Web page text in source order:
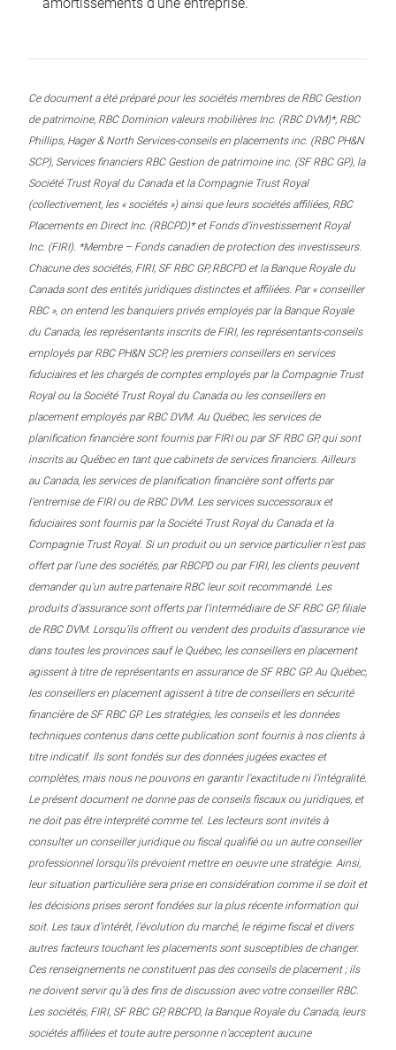
Ce document a été préparé pour les sociétés membres de RBC Gestion
de patrimoine, RBC Dominion valeurs mobilières Inc. (RBC DVM)*, RBC
Phillips, Hager & North Services-conseils en placements inc. (RBC PH&N
SCP), Services financiers RBC Gestion de patrimoine inc. (SF RBC GP), la
Société Trust Royal du Canada et la Compagnie Trust Royal
(collectivement, les « sociétés ») ainsi que leurs sociétés affiliées, RBC
Placements en Direct Inc. (RBCPD)* et Fonds d’investissement Royal
Inc. (FIRI). *Membre – Fonds canadien de protection des investisseurs.
Chacune des sociétés, FIRI, SF RBC GP, RBCPD et la Banque Royale du
Canada sont des entités juridiques distinctes et affiliées. Par « conseiller
RBC », on entend les banquiers privés employés par la Banque Royale
du Canada, les représentants inscrits de FIRI, les représentants-conseils
employés par RBC PH&N SCP, les premiers conseillers en services
fiduciaires et les chargés de comptes employés par la Compagnie Trust
Royal ou la Société Trust Royal du Canada ou les conseillers en
placement employés par RBC DVM. Au Québec, les services de
planification financière sont fournis par FIRI ou par SF RBC GP, qui sont
inscrits au Québec en tant que cabinets de services financiers. Ailleurs
au Canada, les services de planification financière sont offerts par
l’entremise de FIRI ou de RBC DVM. Les services successoraux et
fiduciaires sont fournis par la Société Trust Royal du Canada et la
Compagnie Trust Royal. Si un produit ou un service particulier n’est pas
offert par l’une des sociétés, par RBCPD ou par FIRI, les clients peuvent
demander qu’un autre partenaire RBC leur soit recommandé. Les
produits d’assurance sont offerts par l’intermédiaire de SF RBC GP, filiale
de RBC DVM. Lorsqu’ils offrent ou vendent des produits d’assurance vie
dans toutes les provinces sauf le Québec, les conseillers en placement
agissent à titre de représentants en assurance de SF RBC GP. Au Québec,
les conseillers en placement agissent à titre de conseillers en sécurité
financière de SF RBC GP. Les stratégies, les conseils et les données
techniques contenus dans cette publication sont fournis à nos clients à
titre indicatif. Ils sont fondés sur des données jugées exactes et
complètes, mais nous ne pouvons en garantir l’exactitude ni l’intégralité.
Le présent document ne donne pas de conseils fiscaux ou juridiques, et
ne doit pas être interprété comme tel. Les lecteurs sont invités à
consulter un conseiller juridique ou fiscal qualifié ou un autre conseiller
professionnel lorsqu’ils prévoient mettre en oeuvre une stratégie. Ainsi,
leur situation particulière sera prise en considération comme il se doit et
les décisions prises seront fondées sur la plus récente information qui
soit. Les taux d’intérêt, l’évolution du marché, le régime fiscal et divers
autres facteurs touchant les placements sont susceptibles de changer.
Ces renseignements ne constituent pas des conseils de placement ; ils
ne doivent servir qu’à des fins de discussion avec votre conseiller RBC.
Les sociétés, FIRI, SF RBC GP, RBCPD, la Banque Royale du Canada, leurs
sociétés affiliées et toute autre personne n’acceptent aucune